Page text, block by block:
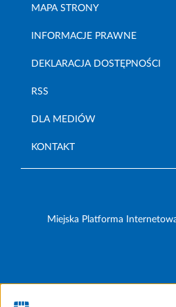
MAPA STRONY
INFORMACJE PRAWNE
DEKLARACJA DOSTĘPNOŚCI
RSS
DLA MEDIÓW
KONTAKT
Miejska Platforma